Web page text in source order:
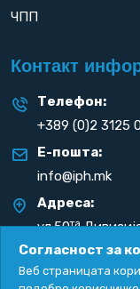
ЧПП
Контакт
Телефон:
+389 (0)2 3125
Е-пошта:
info@iph.mk
Адреса:
ул.50та
Република С.
Согласност за
Веб страницата